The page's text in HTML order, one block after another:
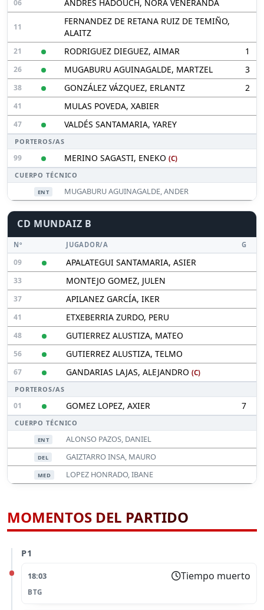
06 ANDRES HADOUCH, NORA VENERANDA
11
FERNANDEZ DE RETANA RUIZ DE TEMIÑO,
ALAITZ
21 RODRIGUEZ DIEGUEZ, AIMAR 1
26 MUGABURU AGUINAGALDE, MARTZEL 3
38 GONZÁLEZ VÁZQUEZ, ERLANTZ 2
41 MULAS POVEDA, XABIER
47 VALDÉS SANTAMARIA, YAREY
PORTEROS/AS
99 MERINO SAGASTI, ENEKO (C)
CUERPO TÉCNICO
ENT MUGABURU AGUINAGALDE, ANDER
CD MUNDAIZ B
Nº JUGADOR/A G
09 APALATEGUI SANTAMARIA, ASIER
33 MONTEJO GOMEZ, JULEN
37 APILANEZ GARCÍA, IKER
41 ETXEBERRIA ZURDO, PERU
48 GUTIERREZ ALUSTIZA, MATEO
56 GUTIERREZ ALUSTIZA, TELMO
67 GANDARIAS LAJAS, ALEJANDRO (C)
PORTEROS/AS
01 GOMEZ LOPEZ, AXIER 7
CUERPO TÉCNICO
ENT ALONSO PAZOS, DANIEL
DEL GAIZTARRO INSA, MAURO
MED LOPEZ HONRADO, IBANE
MOMENTOS DEL PARTIDO
P1
18:03 Tiempo muerto
BTG